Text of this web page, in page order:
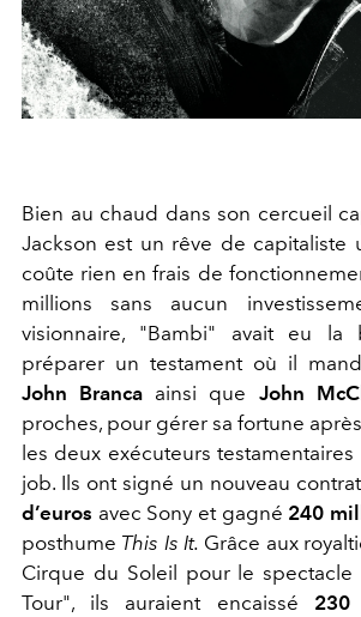
Bien au chaud dans son cercueil
Jackson est un rêve de capitaliste
coûte rien en frais de
millions sans aucun
visionnaire, "Bambi" avait eu
préparer un testament où il
John Branca ainsi que John
proches, pour gérer sa fortune
les deux exécuteurs
job. Ils ont signé un nouveau
d’euros avec Sony et gagné 240
posthume This Is It. Grâce aux
Cirque du Soleil pour le spectacle
Tour", ils auraient encaissé 230